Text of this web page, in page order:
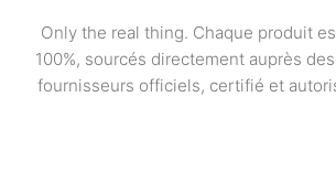
Only the real thing. Chaque produit
100%, sourcés directement auprès
fournisseurs officiels, certifié et